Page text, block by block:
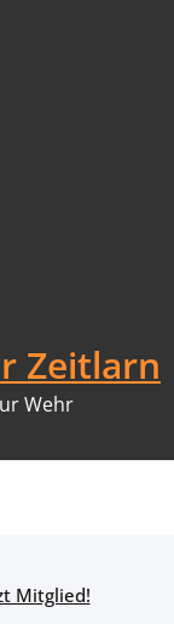
Zeitlarn
Wehr
Mitglied!